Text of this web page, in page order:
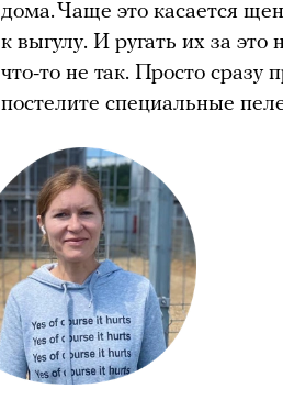
дома. Чаще это касается
к выгулу. И ругать их за
что-то не так. Просто сразу
постелите специальные